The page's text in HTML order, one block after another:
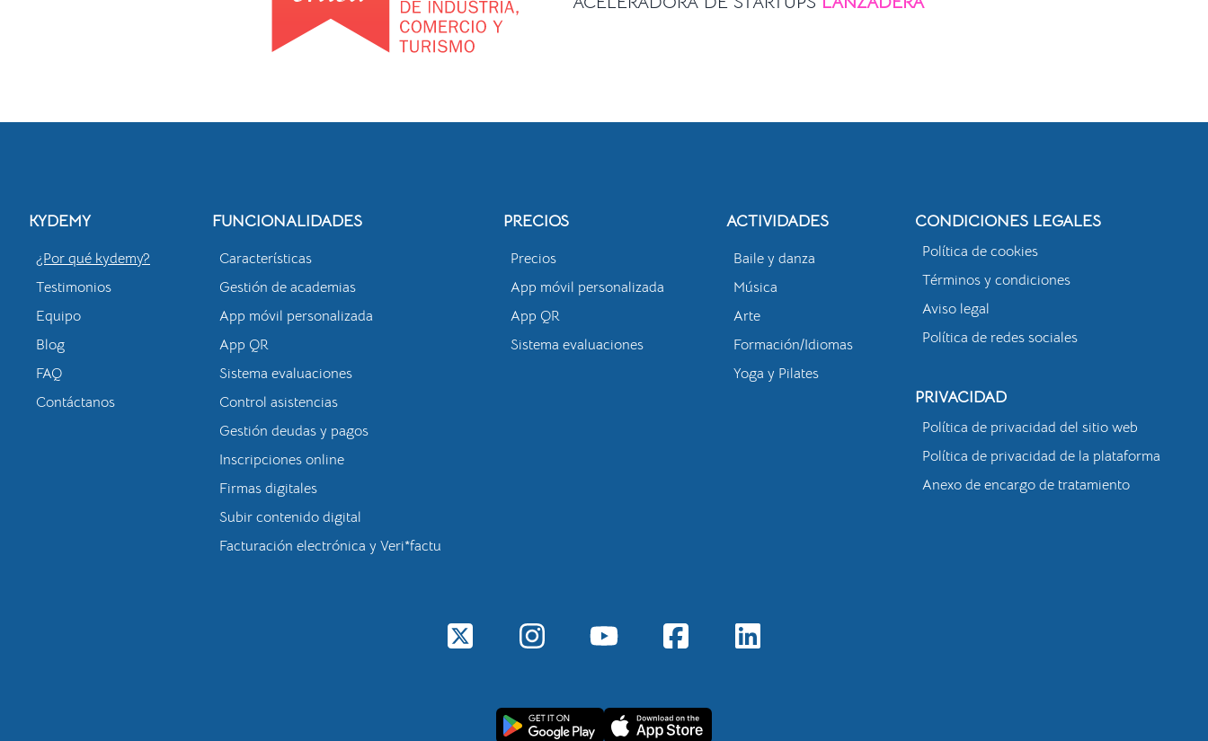
KYDEMY
¿Por qué kydemy?
Testimonios
Equipo
Blog
FAQ
Contáctanos
FUNCIONALIDADES
Características
Gestión de academias
App móvil personalizada
App QR
Sistema evaluaciones
Control asistencias
Gestión deudas y pagos
Inscripciones online
Firmas digitales
Subir contenido digital
Facturación electrónica y Veri*factu
PRECIOS
Precios
App móvil personalizada
App QR
Sistema evaluaciones
ACTIVIDADES
Baile y danza
Música
Arte
Formación/Idiomas
Yoga y Pilates
CONDICIONES LEGALES
Política de cookies
Términos y condiciones
Aviso legal
Política de redes sociales
PRIVACIDAD
Política de privacidad del sitio web
Política de privacidad de la plataforma
Anexo de encargo de tratamiento